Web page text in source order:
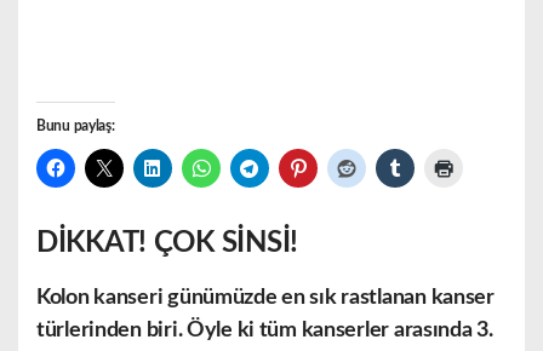
Bunu paylaş:
DİKKAT! ÇOK SİNSİ!
Kolon kanseri günümüzde en sık rastlanan kanser
türlerinden biri. Öyle ki tüm kanserler arasında 3.